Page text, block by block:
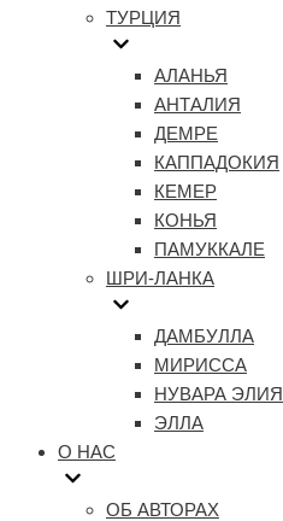
ТУРЦИЯ
АЛАНЬЯ
АНТАЛИЯ
ДЕМРЕ
КАППАДОКИЯ
КЕМЕР
КОНЬЯ
ПАМУККАЛЕ
ШРИ-ЛАНКА
ДАМБУЛЛА
МИРИССА
НУВАРА ЭЛИЯ
ЭЛЛА
О НАС
ОБ АВТОРАХ